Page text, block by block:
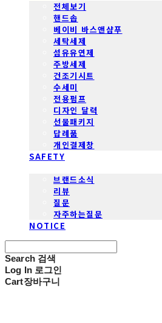
전체보기
핸드솝
베이비 바스앤샴푸
세탁세제
섬유유연제
주방세제
건조기시트
수세미
전용펌프
디자인 달력
선물패키지
답례품
개인결제창
SAFETY
브랜드소식
리뷰
질문
자주하는질문
NOTICE
Search 검색
Log In 로그인
Cart장바구니